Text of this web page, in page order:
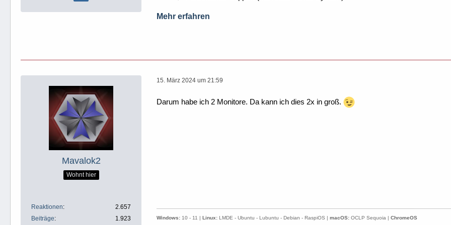
Mehr erfahren
Mavalok2
Wohnt hier
Reaktionen
2.657
Beiträge
1.923
15. März 2024 um 21:59
Darum habe ich 2 Monitore. Da kann ich dies 2x in groß.
Windows: 10 - 11 | Linux: LMDE - Ubuntu - Lubuntu - Debian - RaspiOS | macOS: OCLP Sequoia | ChromeOS